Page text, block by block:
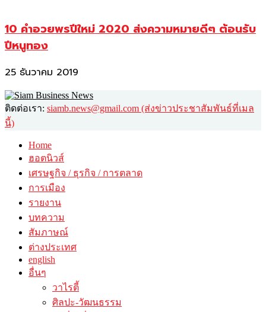
10 คำอวยพรปีใหม่ 2020 ส่งความหมายดีๆ ต้อนรับ
ปีหนูทอง
25 ธันวาคม 2019
ติดต่อเรา: siamb.news@gmail.com (ส่งข่าวประชาสัมพันธ์ที่เมล
นี้)
Home
ฮอตนิวส์
เศรษฐกิจ / ธุรกิจ / การตลาด
การเมือง
รายงาน
บทความ
สัมภาษณ์
ต่างประเทศ
english
อื่นๆ
วาไรตี้
ศิลปะ-วัฒนธรรม